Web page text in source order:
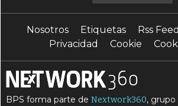
Nosotros Etiquetas Rss Feed
Privacidad
Cookie
BPS forma parte deNextwork360,